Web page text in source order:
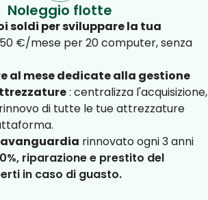
Noleggio flotte
soldi per sviluppare la tua
€/mese per 20 computer, senza
al mese dedicate alla gestione
: centralizza l'acquisizione,
di tutte le tue attrezzature
rinnovato ogni 3 anni
riparazione e prestito del
in caso di guasto.